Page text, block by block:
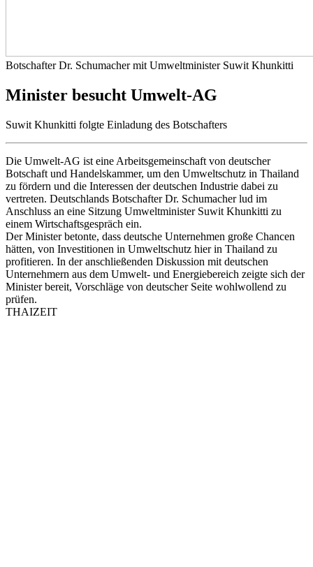
Botschafter Dr. Schumacher mit Umweltminister Suwit Khunkitti
Minister besucht Umwelt-AG
Suwit Khunkitti folgte Einladung des Botschafters
Die Umwelt-AG ist eine Arbeitsgemeinschaft von deutscher
Botschaft und Handelskammer, um den Umweltschutz in Thailand
zu fördern und die Interessen der deutschen Industrie dabei zu
vertreten. Deutschlands Botschafter Dr. Schumacher lud im
Anschluss an eine Sitzung Umweltminister Suwit Khunkitti zu
einem Wirtschaftsgespräch ein.
Der Minister betonte, dass deutsche Unternehmen große Chancen
hätten, von Investitionen in Umweltschutz hier in Thailand zu
profitieren. In der anschließenden Diskussion mit deutschen
Unternehmern aus dem Umwelt- und Energiebereich zeigte sich der
Minister bereit, Vorschläge von deutscher Seite wohlwollend zu
prüfen.
THAIZEIT